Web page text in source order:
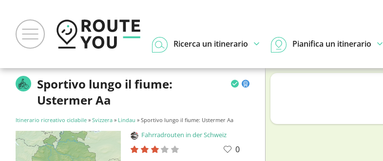
Ricerca un itinerario Pianifica un itinerario
Sportivo lungo il fiume:
Ustermer Aa
Itinerario ricreativo ciclabile » Svizzera » Lindau » Sportivo lungo il fiume: Ustermer Aa
Fahrradrouten in der Schweiz
0